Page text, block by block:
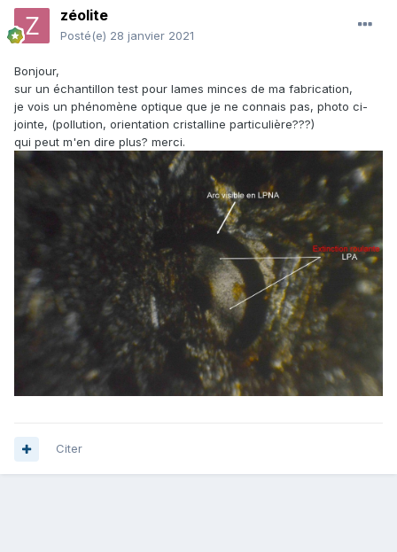
zéolite
Posté(e) 28 janvier 2021
Bonjour,
sur un échantillon test pour lames minces de ma fabrication,
je vois un phénomène optique que je ne connais pas, photo ci-
jointe, (pollution, orientation cristalline particulière???)
qui peut m'en dire plus? merci.
Citer